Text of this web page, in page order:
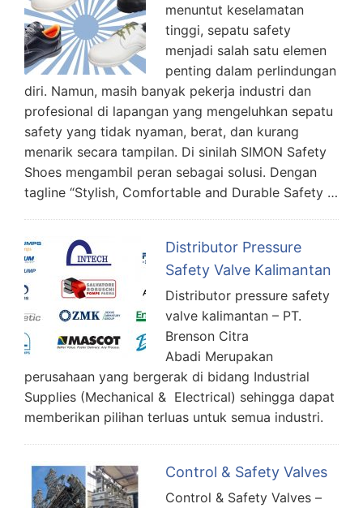
menuntut keselamatan
tinggi, sepatu safety
menjadi salah satu elemen
penting dalam perlindungan
diri. Namun, masih banyak pekerja industri dan
profesional di lapangan yang mengeluhkan sepatu
safety yang tidak nyaman, berat, dan kurang
menarik secara tampilan. Di sinilah SIMON Safety
Shoes mengambil peran sebagai solusi. Dengan
tagline “Stylish, Comfortable and Durable Safety …
Distributor Pressure
Safety Valve Kalimantan
Distributor pressure safety
valve kalimantan – PT.
Brenson Citra
Abadi Merupakan
perusahaan yang bergerak di bidang Industrial
Supplies (Mechanical & Electrical) sehingga dapat
memberikan pilihan terluas untuk semua industri.
Control & Safety Valves
Control & Safety Valves –